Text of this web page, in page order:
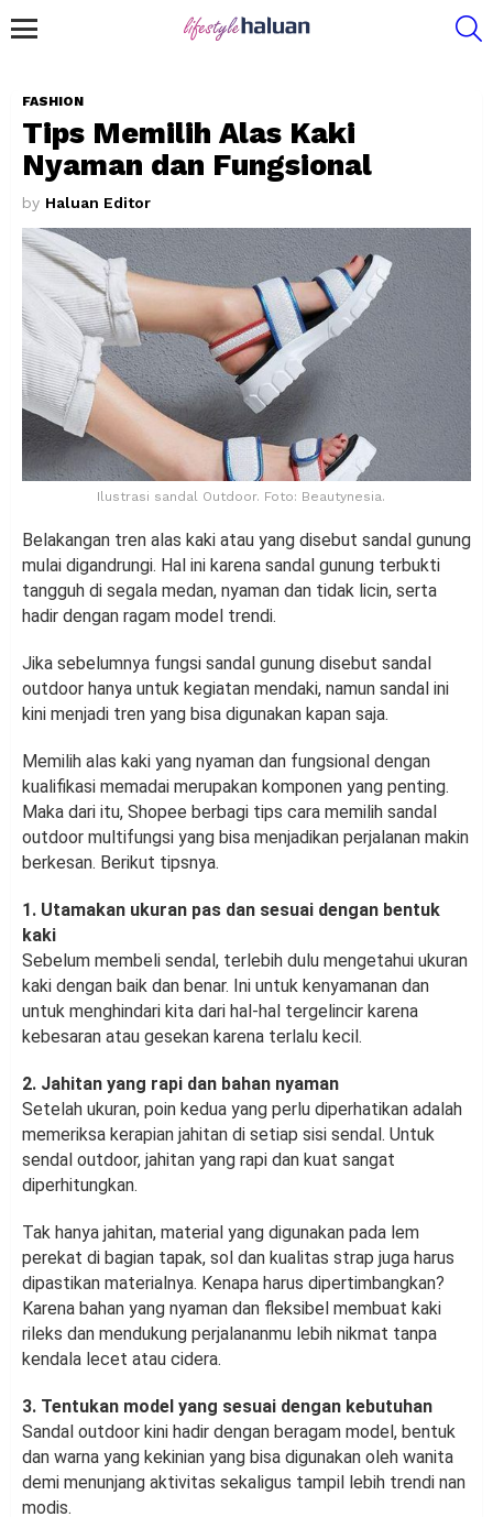
FASHION
Tips Memilih Alas Kaki
Nyaman dan Fungsional
by Haluan Editor
Ilustrasi sandal Outdoor. Foto: Beautynesia.
Belakangan tren alas kaki atau yang disebut sandal gunung
mulai digandrungi. Hal ini karena sandal gunung terbukti
tangguh di segala medan, nyaman dan tidak licin, serta
hadir dengan ragam model trendi.
Jika sebelumnya fungsi sandal gunung disebut sandal
outdoor hanya untuk kegiatan mendaki, namun sandal ini
kini menjadi tren yang bisa digunakan kapan saja.
Memilih alas kaki yang nyaman dan fungsional dengan
kualifikasi memadai merupakan komponen yang penting.
Maka dari itu, Shopee berbagi tips cara memilih sandal
outdoor multifungsi yang bisa menjadikan perjalanan makin
berkesan. Berikut tipsnya.
1. Utamakan ukuran pas dan sesuai dengan bentuk
kaki
Sebelum membeli sendal, terlebih dulu mengetahui ukuran
kaki dengan baik dan benar. Ini untuk kenyamanan dan
untuk menghindari kita dari hal-hal tergelincir karena
kebesaran atau gesekan karena terlalu kecil.
2. Jahitan yang rapi dan bahan nyaman
Setelah ukuran, poin kedua yang perlu diperhatikan adalah
memeriksa kerapian jahitan di setiap sisi sendal. Untuk
sendal outdoor, jahitan yang rapi dan kuat sangat
diperhitungkan.
Tak hanya jahitan, material yang digunakan pada lem
perekat di bagian tapak, sol dan kualitas strap juga harus
dipastikan materialnya. Kenapa harus dipertimbangkan?
Karena bahan yang nyaman dan fleksibel membuat kaki
rileks dan mendukung perjalananmu lebih nikmat tanpa
kendala lecet atau cidera.
3. Tentukan model yang sesuai dengan kebutuhan
Sandal outdoor kini hadir dengan beragam model, bentuk
dan warna yang kekinian yang bisa digunakan oleh wanita
demi menunjang aktivitas sekaligus tampil lebih trendi nan
modis.